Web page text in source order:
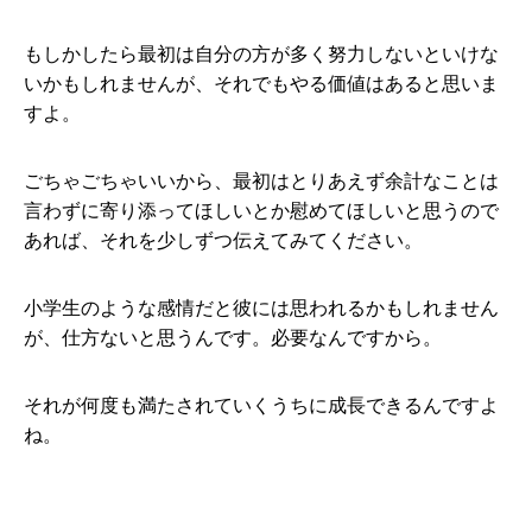
もしかしたら最初は自分の方が多く努力しないといけな
いかもしれませんが、それでもやる価値はあると思いま
すよ。
ごちゃごちゃいいから、最初はとりあえず余計なことは
言わずに寄り添ってほしいとか慰めてほしいと思うので
あれば、それを少しずつ伝えてみてください。
小学生のような感情だと彼には思われるかもしれません
が、仕方ないと思うんです。必要なんですから。
それが何度も満たされていくうちに成長できるんですよ
ね。